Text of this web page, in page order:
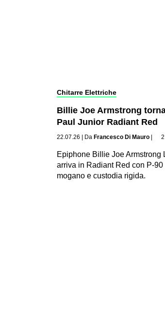
Chitarre Elettriche
Billie Joe Armstrong
Paul Junior Radiant Red
22.07.26 | Da Francesco Di Mauro |
Epiphone Billie Joe Armstrong
arriva in Radiant Red con P-90
mogano e custodia rigida.